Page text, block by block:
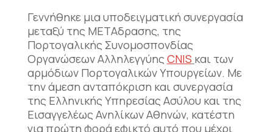
Γεννήθηκε μια υποδειγματική συνεργασία
μεταξύ της ΜΕΤΑδρασης, της
Πορτογαλικής Συνομοσπονδίας
Οργανώσεων Αλληλεγγύης CΝΙS και των
αρμόδιων Πορτογαλικών Υπουργείων. Με
την άμεση ανταπόκριση και συνεργασία
της Ελληνικής Υπηρεσίας Ασύλου και της
Εισαγγελέως Ανηλίκων Αθηνών, κατέστη
για πρώτη φορά εφικτό αυτό που μέχρι